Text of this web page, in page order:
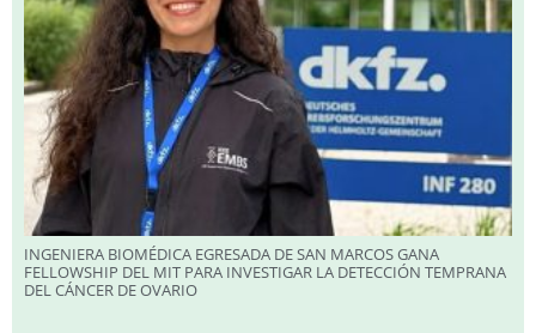
INGENIERA BIOMÉDICA EGRESADA DE SAN MARCOS GANA
FELLOWSHIP DEL MIT PARA INVESTIGAR LA DETECCIÓN TEMPRANA
DEL CÁNCER DE OVARIO